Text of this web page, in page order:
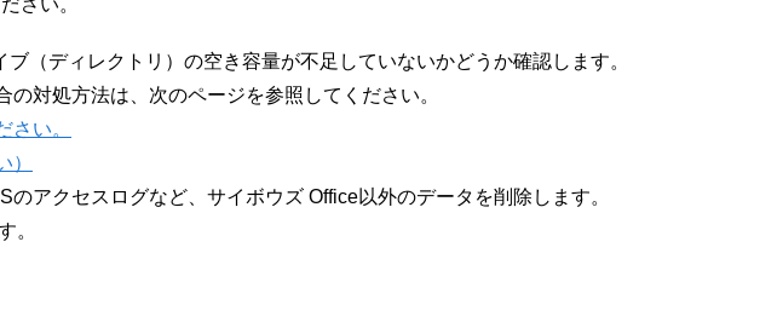
さい。
（ディレクトリ）の空き容量が不足していないかどうか確認します。
対処方法は、次のページを参照してください。
さい。
）
アクセスログなど、サイボウズ Office以外のデータを削除します。
。